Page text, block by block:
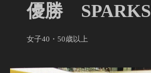
優勝 SPARKS
女子40・50歳以上